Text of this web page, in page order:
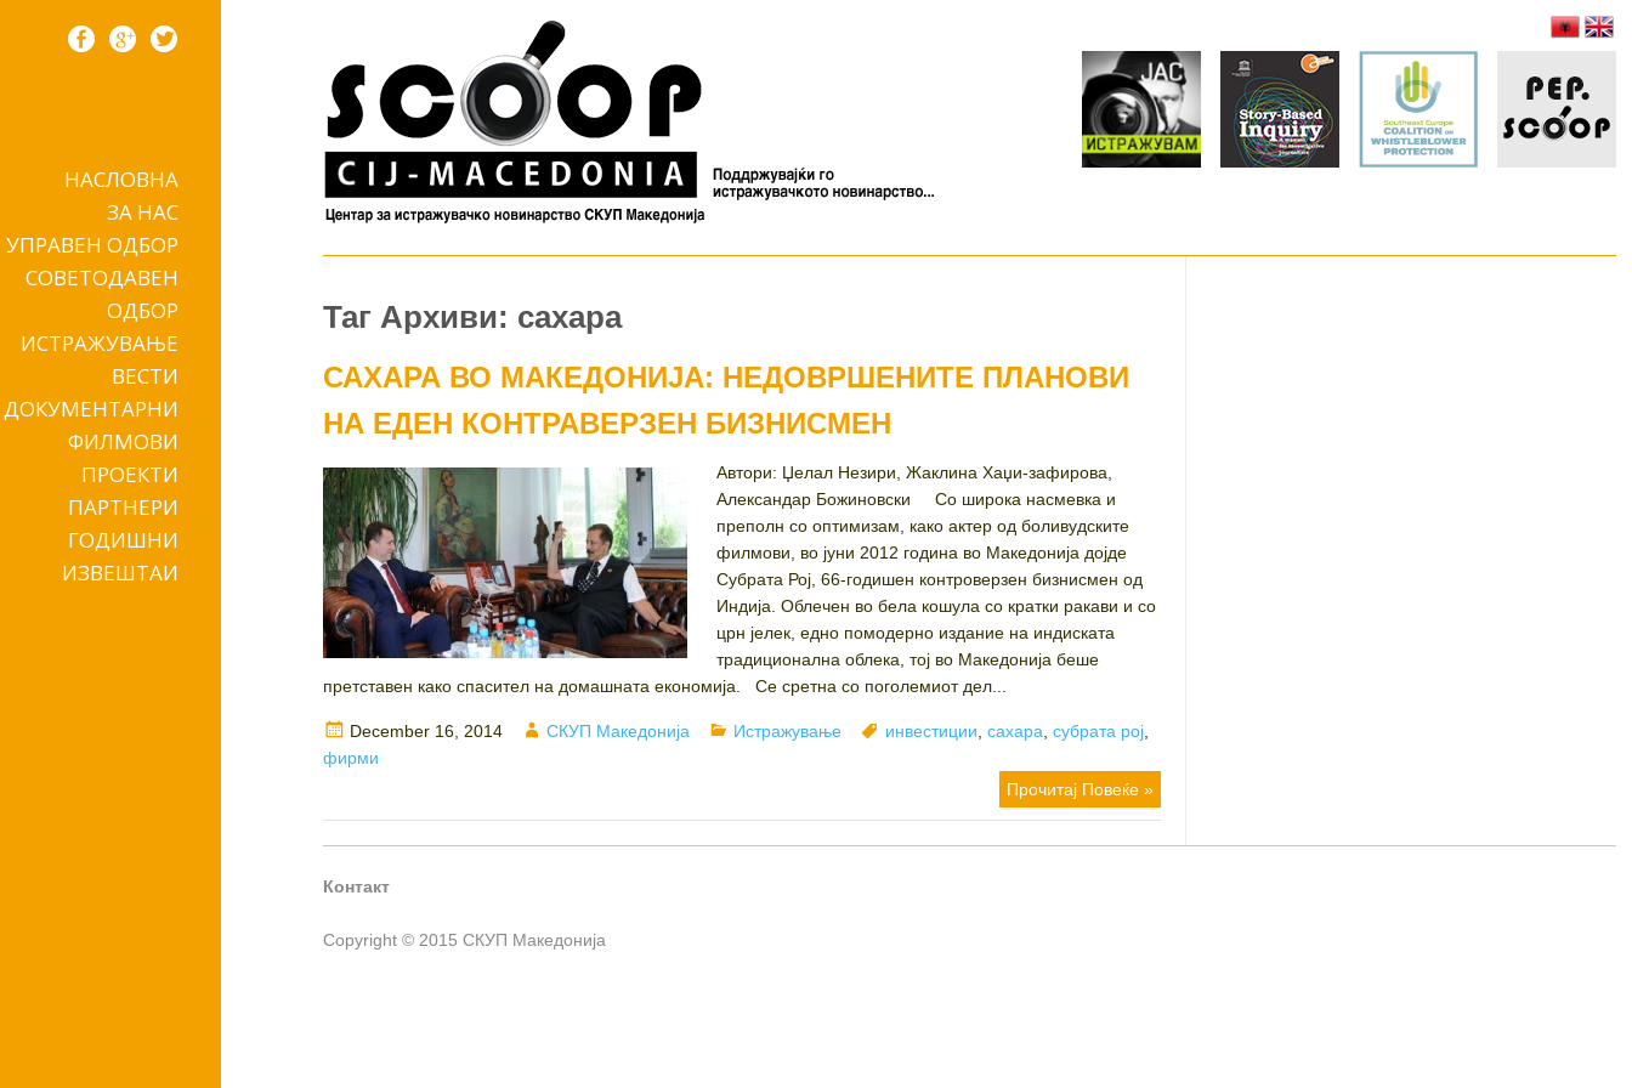
Skip to contentНАСЛОВНА
ЗА НАС
УПРАВЕН ОДБОР
СОВЕТОДАВЕН
ОДБОР
ИСТРАЖУВАЊЕ
ВЕСТИ
ДОКУМЕНТАРНИ
ФИЛМОВИ
ПРОЕКТИ
ПАРТНЕРИ
ГОДИШНИ
ИЗВЕШТАИ
Таг Архиви: сахара
САХАРА ВО МАКЕДОНИЈА: НЕДОВРШЕНИТЕ ПЛАНОВИ
НА ЕДЕН КОНТРАВЕРЗЕН БИЗНИСМЕН
Автори: Џелал Незири, Жаклина Хаџи-зафирова,
Александар Божиновски Со широка насмевка и
преполн со оптимизам, како актер од боливудските
филмови, во јуни 2012 година во Македонија дојде
Субрата Рој, 66-годишен контроверзен бизнисмен од
Индија. Облечен во бела кошула со кратки ракави и со
црн јелек, едно помодерно издание на индиската
традиционална облека, тој во Македонија беше
претставен како спасител на домашната економија. Се сретна со поголемиот дел...
Posted
on
December 16, 2014 Author
СКУП Македонија Categories
Истражување Tags
инвестиции ,сахара ,субрата рој
фирми
Прочитај Повеќе »
Контакт
Copyright © 2015 СКУП Македонија